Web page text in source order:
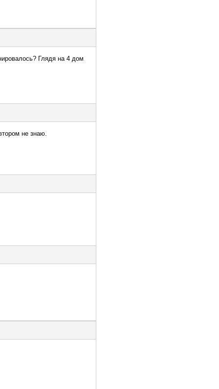
Глядя на 4 дом
не знаю.